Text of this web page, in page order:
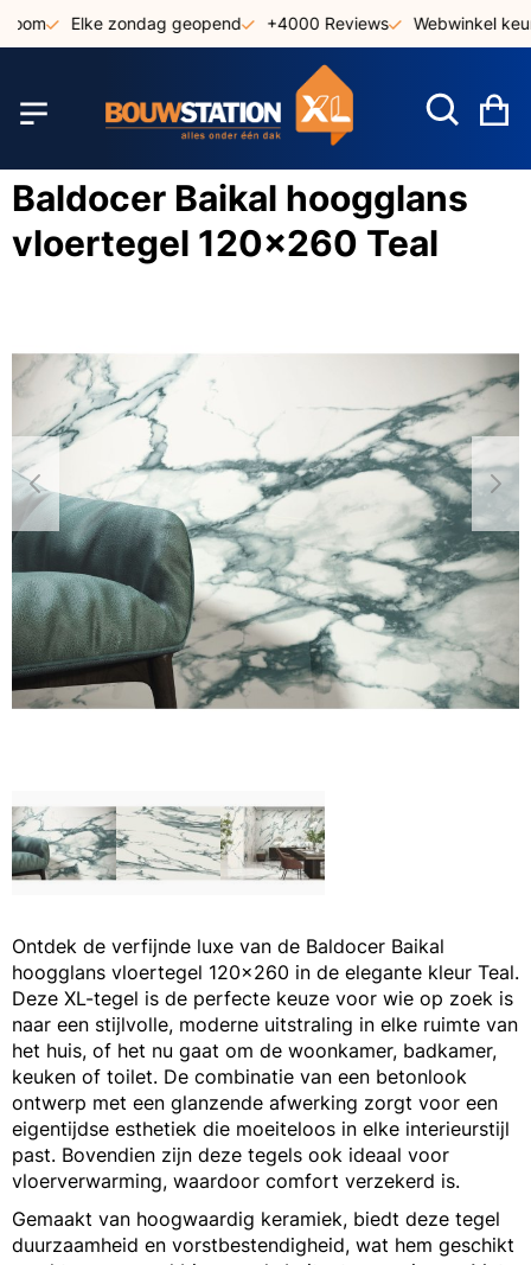
naar
Elke zondag geopend +4000 Reviews Webwinkel
Baldocer Baikal hoogglans
vloertegel 120x260 Teal
Ontdek de verfijnde luxe van de Baldocer Baikal
hoogglans vloertegel 120x260 in de elegante kleur Teal.
Deze XL-tegel is de perfecte keuze voor wie op zoek is
naar een stijlvolle, moderne uitstraling in elke ruimte van
het huis, of het nu gaat om de woonkamer, badkamer,
keuken of toilet. De combinatie van een betonlook
ontwerp met een glanzende afwerking zorgt voor een
eigentijdse esthetiek die moeiteloos in elke interieurstijl
past. Bovendien zijn deze tegels ook ideaal voor
vloerverwarming, waardoor comfort verzekerd is.
Gemaakt van hoogwaardig keramiek, biedt deze tegel
duurzaamheid en vorstbestendigheid, wat hem geschikt